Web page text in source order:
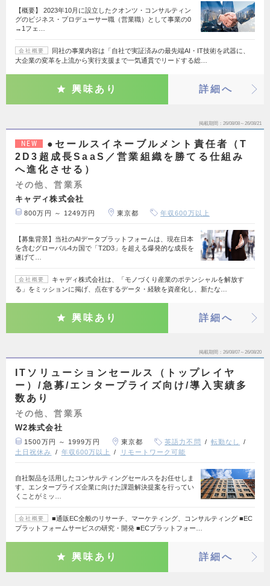
【概要】 2023年10月に設立したクオンツ・コンサルティン
グのビジネス・プロデューサー職（営業職）として事業の0
→1フェ…
会社概要
同社の事業内容は「自社で実証済みの最先端AI・IT技術を武器に、
大企業の変革を上流から実行支援まで一気通貫でリードする総…
興味あり 詳細へ
掲載期間 26/08/08～26/08/21
NEW
●セールスイネーブルメント責任者（T
2D3超成長SaaS／営業組織を勝てる仕組み
へ進化させる）
その他、営業系
キャディ株式会社
800万円 ～ 1249万円 東京都 年収600万以上
【募集背景】当社のAIデータプラットフォームは、現在日本
を含むグローバル4カ国で「T2D3」を超える爆発的な成長を
遂げて…
会社概要
キャディ株式会社は、「モノづくり産業のポテンシャルを解放す
る」をミッションに掲げ、点在するデータ・経験を資産化し、新たな…
興味あり 詳細へ
掲載期間 26/08/07～26/08/20
ITソリューションセールス（トップレイヤ
ー）/急募/エンタープライズ向け/導入実績多
数あり
その他、営業系
W2株式会社
1500万円 ～ 1999万円 東京都 英語力不問
転勤なし
土日祝休み
年収600万以上 リモートワーク可能
自社製品を活用したコンサルティングセールスをお任せしま
す。エンタープライズ企業に向けた課題解決提案を行ってい
くことがミッ…
会社概要
■通販EC全般のリサーチ、マーケティング、コンサルティング ■EC
プラットフォームサービスの研究・開発 ■ECプラットフォー…
興味あり 詳細へ